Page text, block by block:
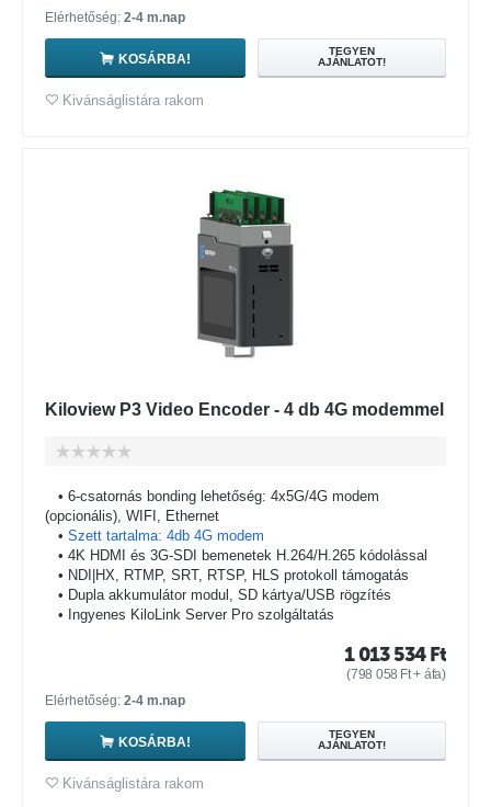
Elérhetőség: 2-4 m.nap
KOSÁRBA!
TEGYEN
AJÁNLATOT!
Kivánságlistára rakom
Kiloview P3 Video Encoder - 4 db 4G modemmel
• 6-csatornás bonding lehetőség: 4x5G/4G modem
(opcionális), WIFI, Ethernet
• Szett tartalma: 4db 4G modem
• 4K HDMI és 3G-SDI bemenetek H.264/H.265 kódolással
• NDI|HX, RTMP, SRT, RTSP, HLS protokoll támogatás
• Dupla akkumulátor modul, SD kártya/USB rögzítés
• Ingyenes KiloLink Server Pro szolgáltatás
1 013 534 Ft
(798 058 Ft+ áfa)
Elérhetőség: 2-4 m.nap
KOSÁRBA!
TEGYEN
AJÁNLATOT!
Kivánságlistára rakom